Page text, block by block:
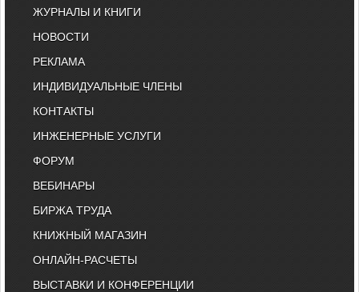
ЖУРНАЛЫ И КНИГИ
НОВОСТИ
РЕКЛАМА
ИНДИВИДУАЛЬНЫЕ ЧЛЕНЫ
КОНТАКТЫ
ИНЖЕНЕРНЫЕ УСЛУГИ
ФОРУМ
ВЕБИНАРЫ
БИРЖА ТРУДА
КНИЖНЫЙ МАГАЗИН
ОНЛАЙН-РАСЧЕТЫ
ВЫСТАВКИ И КОНФЕРЕНЦИИ